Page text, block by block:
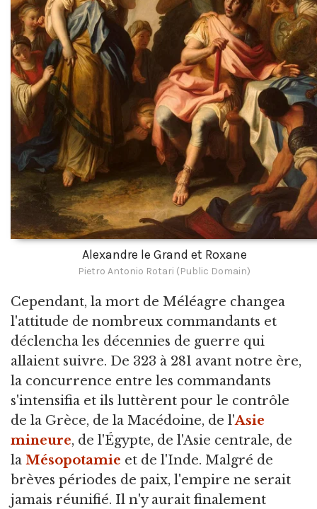
Alexandre le Grand et Roxane
Pietro Antonio Rotari (Public Domain)
Cependant, la mort de Méléagre changea
l'attitude de nombreux commandants et
déclencha les décennies de guerre qui
allaient suivre. De 323 à 281 avant notre ère,
la concurrence entre les commandants
s'intensifia et ils luttèrent pour le contrôle
de la Grèce, de la Macédoine, de l'Asie
mineure, de l'Égypte, de l'Asie centrale, de
la Mésopotamie et de l'Inde. Malgré de
brèves périodes de paix, l'empire ne serait
jamais réunifié. Il n'y aurait finalement